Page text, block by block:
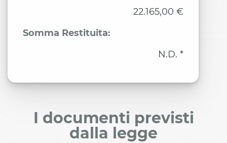
22.165,00 €
Somma Restituita:
N.D. *
I documenti previsti
dalla legge